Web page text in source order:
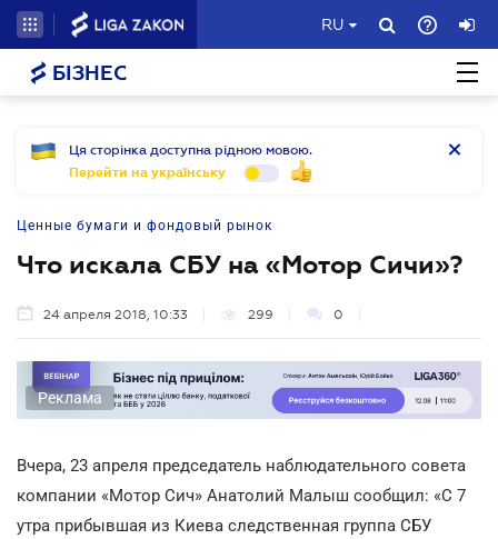
RU
БІЗНЕС
Ця сторінка доступна рідною мовою.
Перейти на українську
Ценные бумаги и фондовый рынок
Что искала СБУ на «Мотор Сичи»?
24 апреля 2018, 10:33 299 0
Реклама
Вчера, 23 апреля председатель наблюдательного совета
компании «Мотор Сич» Анатолий Малыш сообщил: «С 7
утра прибывшая из Киева следственная группа СБУ